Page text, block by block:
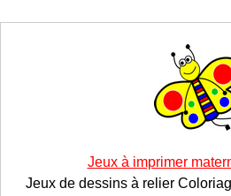
Jeux à imprimer
Jeux de dessins à relier